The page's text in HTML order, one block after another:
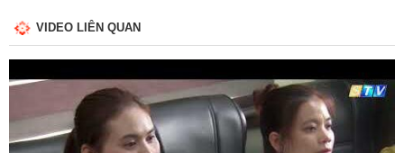
VIDEO LIÊN QUAN